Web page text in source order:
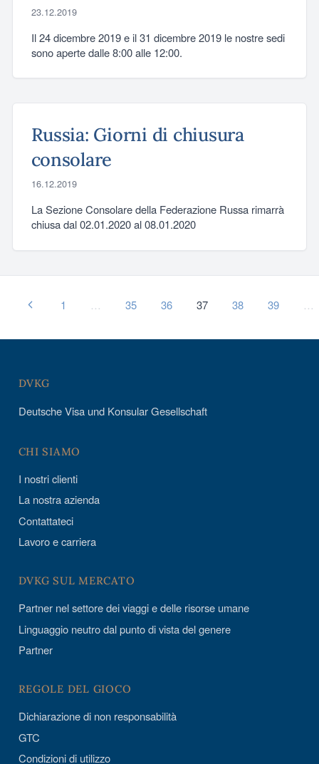
23.12.2019
Il 24 dicembre 2019 e il 31 dicembre 2019 le nostre sedi
sono aperte dalle 8:00 alle 12:00.
Russia: Giorni di chiusura
consolare
16.12.2019
La Sezione Consolare della Federazione Russa rimarrà
chiusa dal 02.01.2020 al 08.01.2020
1 … 35 36 37 38 39 …
DVKG
Deutsche Visa und Konsular Gesellschaft
CHI SIAMO
I nostri clienti
La nostra azienda
Contattateci
Lavoro e carriera
DVKG SUL MERCATO
Partner nel settore dei viaggi e delle risorse umane
Linguaggio neutro dal punto di vista del genere
Partner
REGOLE DEL GIOCO
Dichiarazione di non responsabilità
GTC
Condizioni di utilizzo